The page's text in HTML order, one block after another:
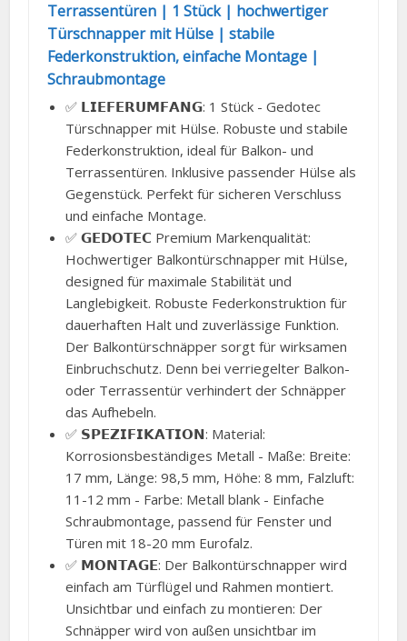
Terrassentüren | 1 Stück | hochwertiger
Türschnapper mit Hülse | stabile
Federkonstruktion, einfache Montage |
Schraubmontage
✅ 𝗟𝗜𝗘𝗙𝗘𝗥𝗨𝗠𝗙𝗔𝗡𝗚: 1 Stück - Gedotec
Türschnapper mit Hülse. Robuste und stabile
Federkonstruktion, ideal für Balkon- und
Terrassentüren. Inklusive passender Hülse als
Gegenstück. Perfekt für sicheren Verschluss
und einfache Montage.
✅ 𝗚𝗘𝗗𝗢𝗧𝗘𝗖 Premium Markenqualität:
Hochwertiger Balkontürschnapper mit Hülse,
designed für maximale Stabilität und
Langlebigkeit. Robuste Federkonstruktion für
dauerhaften Halt und zuverlässige Funktion.
Der Balkontürschnäpper sorgt für wirksamen
Einbruchschutz. Denn bei verriegelter Balkon-
oder Terrassentür verhindert der Schnäpper
das Aufhebeln.
✅ 𝗦𝗣𝗘𝗭𝗜𝗙𝗜𝗞𝗔𝗧𝗜𝗢𝗡: Material:
Korrosionsbeständiges Metall - Maße: Breite:
17 mm, Länge: 98,5 mm, Höhe: 8 mm, Falzluft:
11-12 mm - Farbe: Metall blank - Einfache
Schraubmontage, passend für Fenster und
Türen mit 18-20 mm Eurofalz.
✅ 𝗠𝗢𝗡𝗧𝗔𝗚𝗘: Der Balkontürschnapper wird
einfach am Türflügel und Rahmen montiert.
Unsichtbar und einfach zu montieren: Der
Schnäpper wird von außen unsichtbar im